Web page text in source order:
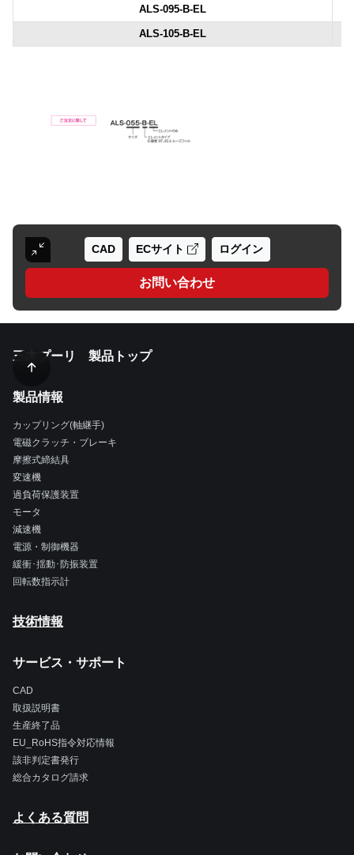
ALS-095-B-EL
ALS-105-B-EL
CAD ECサイト ログイン
お問い合わせ
三木プーリ 製品トップ
製品情報
カップリング(軸継手)
電磁クラッチ・ブレーキ
摩擦式締結具
変速機
過負荷保護装置
モータ
減速機
電源・制御機器
緩衝･揺動･防振装置
回転数指示計
技術情報
サービス・サポート
CAD
取扱説明書
生産終了品
EU_RoHS指令対応情報
該非判定書発行
総合カタログ請求
よくある質問